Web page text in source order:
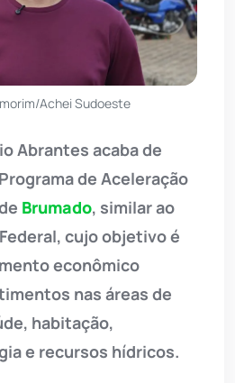
Achei Sudoeste
Abrantes acaba de
de Aceleração
Brumado, similar ao
cujo objetivo é
econômico
nas áreas de
habitação,
e recursos hídricos.